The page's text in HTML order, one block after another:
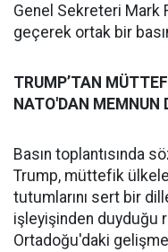
Genel Sekreteri Mark
geçerek ortak bir
TRUMP’TAN
NATO'DAN MEMNUN
Basın toplantısında
Trump, müttefik
tutumlarını sert bir
işleyişinden duyduğu
Ortadoğu'daki